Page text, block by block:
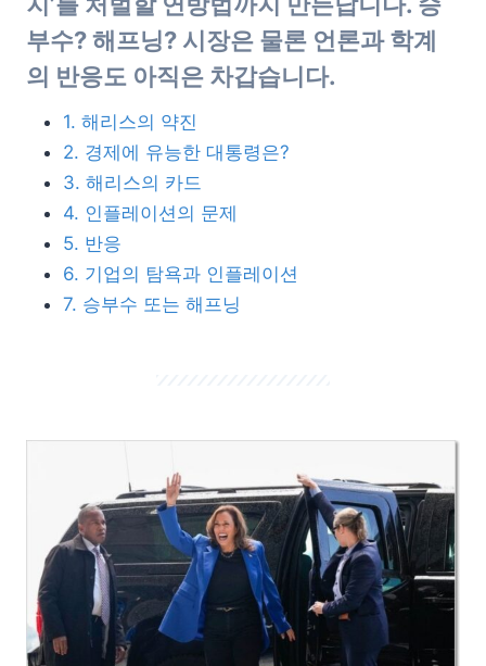
부수? 해프닝? 시장은 물론 언론과 학계
의 반응도 아직은 차갑습니다.
1. 해리스의 약진
2. 경제에 유능한 대통령은?
3. 해리스의 카드
4. 인플레이션의 문제
5. 반응
6. 기업의 탐욕과 인플레이션
7. 승부수 또는 해프닝